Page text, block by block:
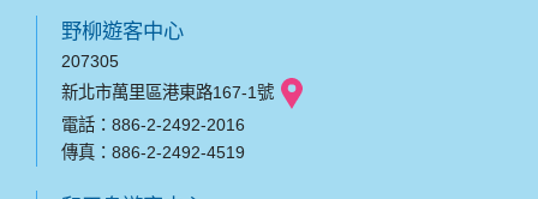
野柳遊客中心
207305
新北市萬里區港東路167-1號
電話：886-2-2492-2016
傳真：886-2-2492-4519